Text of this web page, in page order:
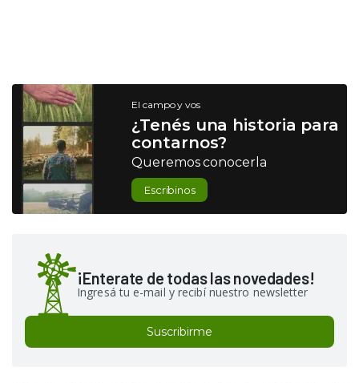
El campo y vos
¿Tenés una historia para
contarnos?
Queremos conocerla
Escribinos
¡Enterate de todas las novedades!
Ingresá tu e-mail y recibí nuestro newsletter
Suscribirme